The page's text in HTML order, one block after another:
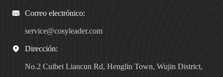
 Correo electrónico:
service@cosyleader.com
 Dirección:
No.2 Cuibei Liancun Rd, Henglin Town, Wujin District,